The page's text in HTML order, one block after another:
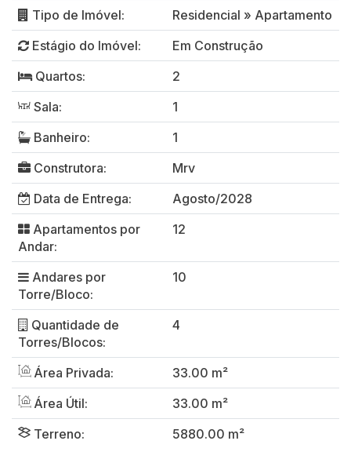
Tipo de Imóvel: Residencial » Apartamento
Estágio do Imóvel:
Em Construção
Quartos:
2
Sala:
1
Banheiro:
1
Construtora:
Mrv
Data de Entrega:
Agosto/2028
Apartamentos por
Andar:
12
Andares por
Torre/Bloco:
10
Quantidade de
Torres/Blocos:
4
Área Privada:
33.00 m²
Área Útil:
33.00 m²
Terreno:
5880.00 m²